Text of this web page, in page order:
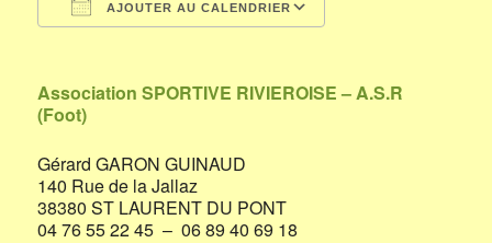
AJOUTER AU CALENDRIER
Association SPORTIVE RIVIEROISE – A.S.R
(Foot)
Gérard GARON GUINAUD
140 Rue de la Jallaz
38380 ST LAURENT DU PONT
04 76 55 22 45 – 06 89 40 69 18